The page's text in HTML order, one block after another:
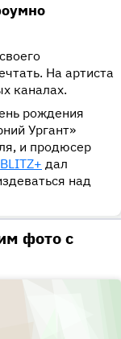
На артиста
каналах.
рождения
Ургант»
и продюсер
BLITZ+ дал
над
фото с